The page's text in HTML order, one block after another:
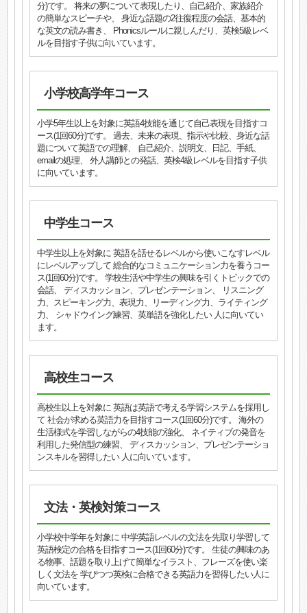
分)です。 将来の夢について表現したり、自己紹介、家族紹介
の簡単なスピーチや、 身近な話題の2往復程度の会話、基本的
な英文の読み書き、 Phonicsルールに親しんだり、英検5級レベ
ルを目指す子供に向いています。
小学校高学年コース
小学5年生以上を対象に英語4技能を通じて自己表現を目指すコ
ース(1回60分)です。 過去、未来の表現、指示や比較、身近な話
題について英語での理解、 自己紹介、説明文、日記、手紙、
emailの処理、 外人講師との発話、英検4級レベルを目指す子供
に向いています。
中学生コース
中学生以上を対象に 英語を話せるレベルから使いこなすレベル
にレベルアップして 総合的なコミュニケーション力を養うコー
ス(1回60分)です。 学校生活や中学生の興味を引くトピックでの
会話、 ディスカッション、プレゼンテーション、 リスニング
力、スピーキング力、表現力、リーディング力、ライティング
力、 シャドウイング練習、英単語を強化したい 人に向いてい
ます。
高校生コース
高校生以上を対象に 英語は英語で考える学習システムを採用し
て 社会が求める英語力を目指すコース(1回60分)です。 海外の
生活様式を学習しながらの4技能の強化、 ネイティブの発音を
利用した発信型の練習、 ディスカッション、プレゼンテーショ
ンスキルを習得したい 人に向いています。
文法・英検対策コース
小学校中学年を対象に 中学英語レベルの文法を先取り学習して
英語検定の合格を目指すコース(1回60分)です。 生徒の興味のあ
る物事、話題を取り上げて簡単なイラスト、フレーズを使い楽
しく文法を 学びつつ英検に合格できる英語力を習得したい人に
向いています。